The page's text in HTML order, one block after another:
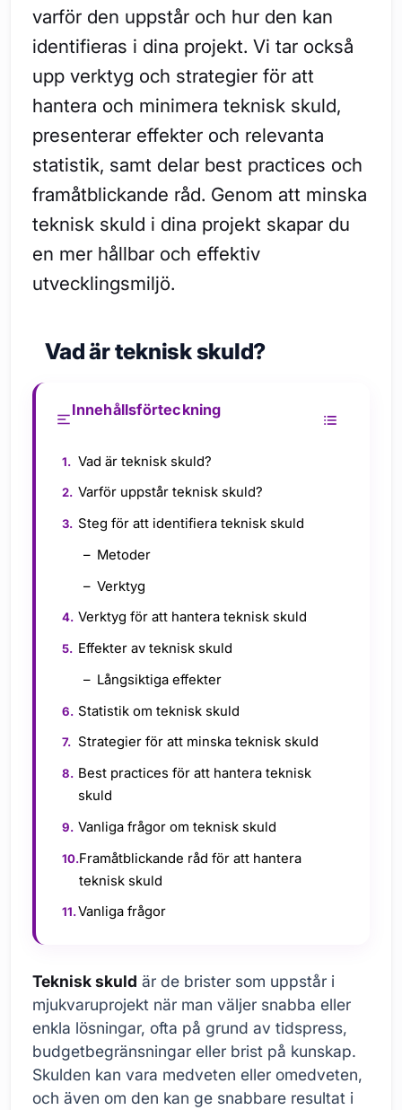
varför den uppstår och hur den kan
identifieras i dina projekt. Vi tar också
upp verktyg och strategier för att
hantera och minimera teknisk skuld,
presenterar effekter och relevanta
statistik, samt delar best practices och
framåtblickande råd. Genom att minska
teknisk skuld i dina projekt skapar du
en mer hållbar och effektiv
utvecklingsmiljö.
Vad är teknisk skuld?
Innehållsförteckning
Vad är teknisk skuld?
Varför uppstår teknisk skuld?
Steg för att identifiera teknisk skuld
Metoder
Verktyg
Verktyg för att hantera teknisk skuld
Effekter av teknisk skuld
Långsiktiga effekter
Statistik om teknisk skuld
Strategier för att minska teknisk skuld
Best practices för att hantera teknisk
skuld
Vanliga frågor om teknisk skuld
Framåtblickande råd för att hantera
teknisk skuld
Vanliga frågor
Teknisk skuld är de brister som uppstår i
mjukvaruprojekt när man väljer snabba eller
enkla lösningar, ofta på grund av tidspress,
budgetbegränsningar eller brist på kunskap.
Skulden kan vara medveten eller omedveten,
och även om den kan ge snabbare resultat i